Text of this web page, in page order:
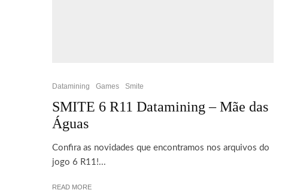
Datamining Games Smite
SMITE 6 R11 Datamining – Mãe das
Águas
Confira as novidades que encontramos nos arquivos do
jogo 6 R11!...
READ MORE